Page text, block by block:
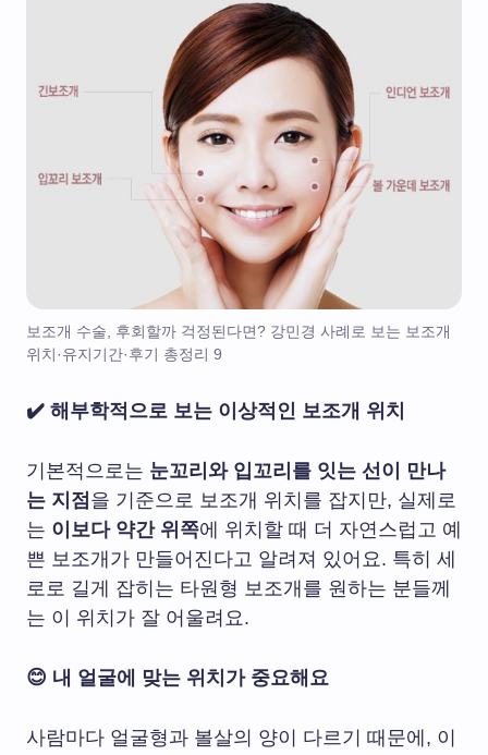
보조개 수술, 후회할까 걱정된다면? 강민경 사례로 보는 보조개
위치·유지기간·후기 총정리 9
✔️ 해부학적으로 보는 이상적인 보조개 위치
기본적으로는 눈꼬리와 입꼬리를 잇는 선이 만나
는 지점 을 기준으로 보조개 위치를 잡지만, 실제로
는 이보다 약간 위쪽에 위치할 때 더 자연스럽고 예
쁜 보조개가 만들어진다고 알려져 있어요. 특히 세
로로 길게 잡히는 타원형 보조개를 원하는 분들께
는 이 위치가 잘 어울려요.
😊 내 얼굴에 맞는 위치가 중요해요
사람마다 얼굴형과 볼살의 양이 다르기 때문에, 이